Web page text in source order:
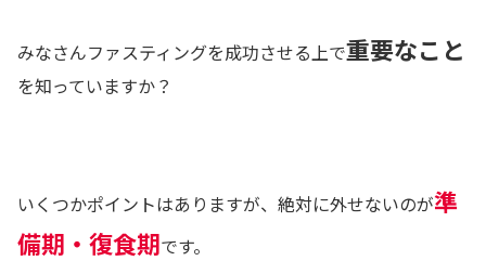
みなさんファスティングを成功させる上で重要なこと
を知っていますか？
いくつかポイントはありますが、絶対に外せないのが準
備期・復食期です。